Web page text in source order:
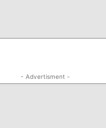
- Advertisment -